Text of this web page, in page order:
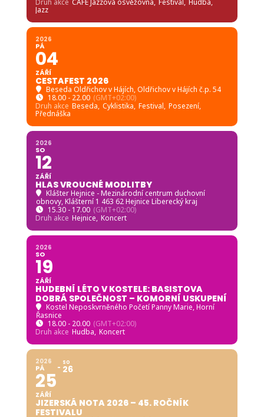
2026
SO
15
SRPEN
PÁ
43. LETNÍ JAZZOVÁ DÍLNA KARLA
VELEBNÉHO
Frýdlant město
18.00 - 23.59
Druh akce CAFÉ Jazzová osvěžovna,
Jazz
2026
PÁ
04
ZÁŘÍ
CESTAFEST 2026
Beseda Oldřichov v Hájích
18.00 - 22.00
Druh akce Beseda, Cyklistika, Festival,
Přednáška
2026
SO
12
ZÁŘÍ
HLAS VROUCNÉ MODLITBY
Klášter Hejnice - Mezinárodní centrum duchovní
obnovy
15.30 - 17.00 (GMT+02:00)
Druh akce Hejnice, Koncert
2026
SO
19
ZÁŘÍ
HUDEBNÍ LÉTO V KOSTELE: BASISTOVA
DOBRÁ SPOLEČNOST – KOMORNÍ USKUPENÍ
Kostel Neposkvrněného Početí Panny Marie, Horní
Řasnice
18.00 - 20.00 (GMT+02:00)
Druh akce Hudba,